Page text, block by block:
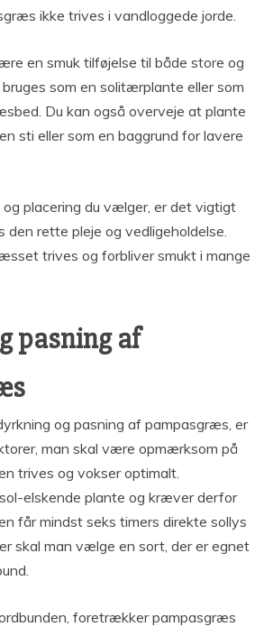
ikke trives i vandloggede jorde.
en smuk tilføjelse til både store og
som en solitærplante eller som
Du kan også overveje at plante
sti eller som en baggrund for lavere
placering du vælger, er det vigtigt
rette pleje og vedligeholdelse.
trives og forbliver smukt i mange
pasning af
og pasning af pampasgræs, er
man skal være opmærksom på
trives og vokser optimalt.
elskende plante og kræver derfor
får mindst seks timers direkte sollys
skal man vælge en sort, der er egnet
foretrækker pampasgræs